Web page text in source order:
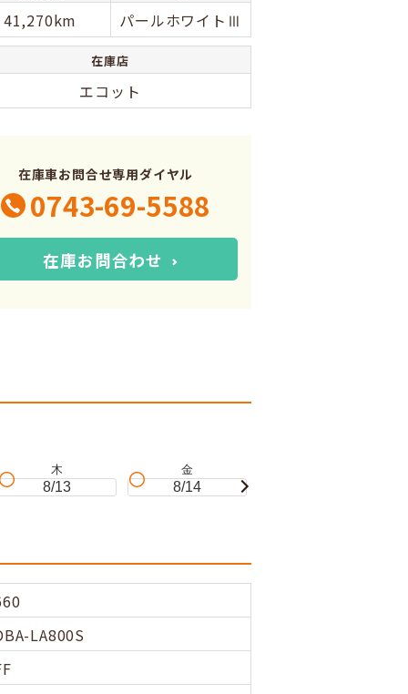
41,270km パールホワイトⅢ
在庫店
エコット
在庫車お問合せ専用ダイヤル
0743-69-5588
在庫お問合わせ
木
8/13
金
8/14
LA800S